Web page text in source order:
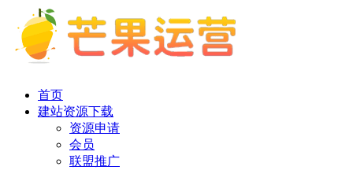
首页
建站资源下载
资源申请
会员
联盟推广